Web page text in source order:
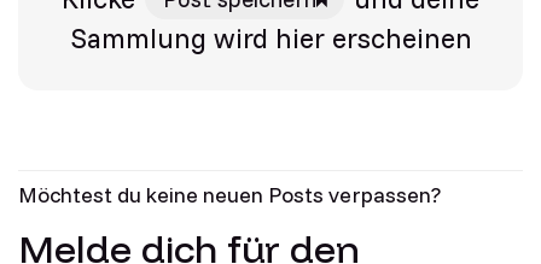
Sammlung wird hier erscheinen
Möchtest du keine neuen Posts verpassen?
Melde dich für den